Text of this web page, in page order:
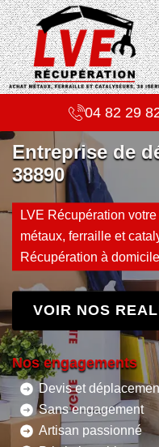
04 82 29
Entreprise de
38890
LVE Récupération
métaux, ferraille et
Récupération à domicile
VOIR NOS
Nos engagements
Devis et
Sans engagement
Artisan passionné